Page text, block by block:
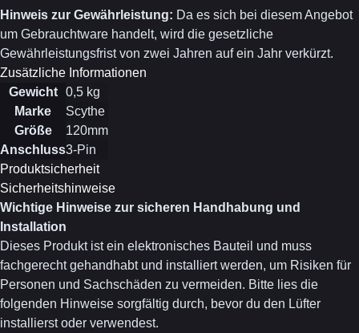
Hinweis zur Gewährleistung: Da es sich bei diesem Angebot
um Gebrauchtware handelt, wird die gesetzliche
Gewährleistungsfrist von zwei Jahren auf ein Jahr verkürzt.
Zusätzliche Informationen
Gewicht
0,5 kg
Marke
Scythe
Größe
120mm
Anschluss3-Pin
Produktsicherheit
Sicherheitshinweise
Wichtige Hinweise zur sicheren Handhabung und
Installation
Dieses Produkt ist ein elektronisches Bauteil und muss
fachgerecht gehandhabt und installiert werden, um Risiken für
Personen und Sachschäden zu vermeiden. Bitte lies die
folgenden Hinweise sorgfältig durch, bevor du den Lüfter
installierst oder verwendest.